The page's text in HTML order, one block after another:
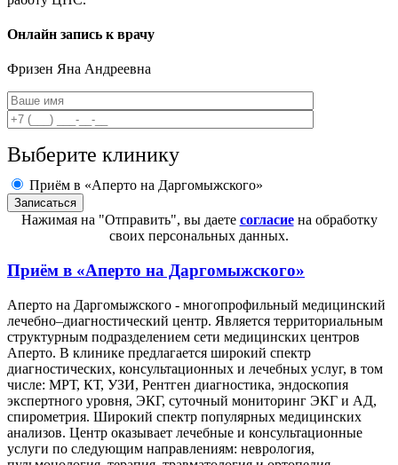
Онлайн запись к врачу
Фризен Яна Андреевна
Выберите клинику
Приём в «Аперто на Даргомыжского»
Нажимая на "Отправить", вы даете согласиена обработку
своих персональных данных.
Приём в «Аперто на Даргомыжского»
Аперто на Даргомыжского - многопрофильный медицинский
лечебно–диагностический центр. Является территориальным
структурным подразделением сети медицинских центров
Аперто. В клинике предлагается широкий спектр
диагностических, консультационных и лечебных услуг, в том
числе: МРТ, КТ, УЗИ, Рентген диагностика, эндоскопия
экспертного уровня, ЭКГ, суточный мониторинг ЭКГ и АД,
спирометрия. Широкий спектр популярных медицинских
анализов. Центр оказывает лечебные и консультационные
услуги по следующим направлениям: неврология,